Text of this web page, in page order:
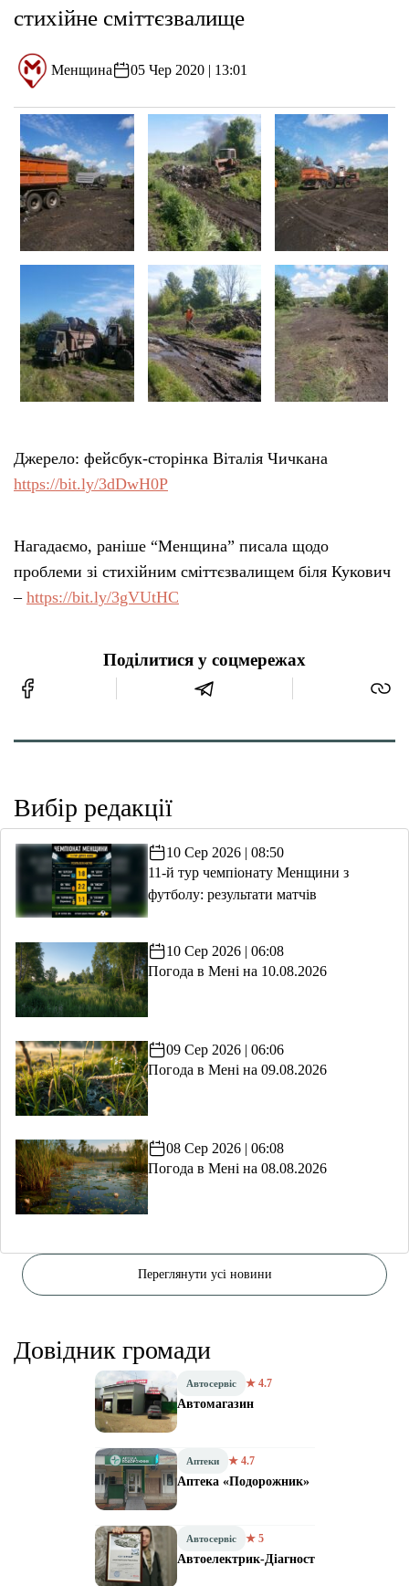
стихійне сміттєзвалище
Менщина 05 Чер 2020 | 13:01
Джерело: фейсбук-сторінка Віталія Чичкана
https://bit.ly/3dDwH0P
Нагадаємо, раніше “Менщина” писала щодо
проблеми зі стихійним сміттєзвалищем біля Кукович
– https://bit.ly/3gVUtHC
Поділитися у соцмережах
Вибір редакції
10 Сер 2026 | 08:50
11-й тур чемпіонату Менщини з
футболу: результати матчів
10 Сер 2026 | 06:08
Погода в Мені на 10.08.2026
09 Сер 2026 | 06:06
Погода в Мені на 09.08.2026
08 Сер 2026 | 06:08
Погода в Мені на 08.08.2026
Переглянути усі новини
Довідник громади
Автосервіс ★ 4.7
Автомагазин
Аптеки ★ 4.7
Аптека «Подорожник»
Автосервіс ★ 5
Автоелектрик-Діагност